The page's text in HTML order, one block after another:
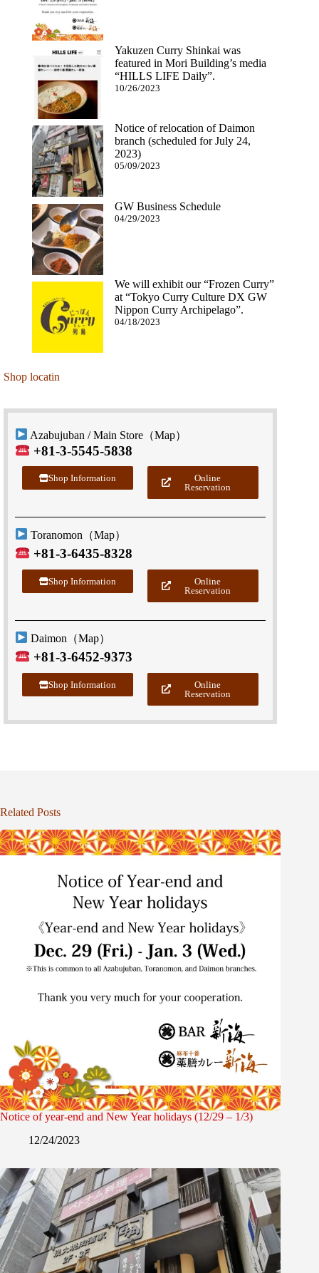
Yakuzen Curry Shinkai was
featured in Mori Building’s media
“HILLS LIFE Daily”.
10/26/2023
Notice of relocation of Daimon
branch (scheduled for July 24,
2023)
05/09/2023
GW Business Schedule
04/29/2023
We will exhibit our “Frozen Curry”
at “Tokyo Curry Culture DX GW
Nippon Curry Archipelago”.
04/18/2023
Shop locatin
Azabujuban / Main Store（Map）
+81-3-5545-5838
Shop Information
Online
Reservation
Toranomon（Map）
+81-3-6435-8328
Shop Information
Online
Reservation
Daimon（Map）
+81-3-6452-9373
Shop Information
Online
Reservation
Related Posts
Notice of year-end and New Year holidays (12/29 – 1/3)
12/24/2023